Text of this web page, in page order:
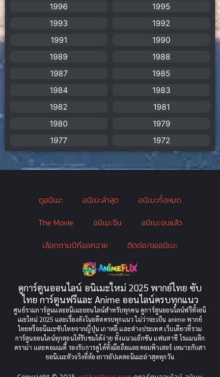
Blood
boys love
Censored (เซ็นเซอร์) (19)
CG Animation (2)
Childhood(1)
Comedy (ตลก)(349)
Comedy ตลก(85)
Comic Book การ์ตูน(1)
Coming of Age(2)
1996
1995
1993
1992
1991
1990
1989
1988
1987
1985
1984
1983
1982
1981
1980
1979
1977
1972
ดูอนิเมะ อนิเมะล่าสุด
อนิเมะทั้งหมด
The Movie
อนิเมะจีน
อนิเมะจบแล้ว
เลือกตามปีที่ออกฉาย
ติดต่อ/ขออนิเมะ
ดูการ์ตูนออนไลน์ อนิเมะใหม่ 2025 พากย์ไทย ซับ
ไทย การ์ตูนฟรีและ Anime ออนไลน์ครบทุกแนว
ศูนย์รวมการ์ตูนและอนิเมะออนไลน์สำหรับทุกคน ดูการ์ตูนออนไลน์ฟรีทั้งอนิ
เมะใหม่ 2025 และเรื่องดังในอดีตครบทุกแนว ไม่ว่าจะเป็น anime พากย์
ไทยหรืออนิเมะซับไทยจากญี่ปุ่น เกาหลี และต่างประเทศ เว็บเดียวที่รวม
การ์ตูนออนไลน์ทุกตอนให้รับชมได้ง่าย ทั้งแนวแอ็กชัน แฟนตาซี โรแมนติก
ดราม่า และคอมเมดี้ รองรับการดูได้ทั้งมือถือและคอมพิวเตอร์ เหมาะกับสา
ยอนิเมะตัวจริงที่ต้องการอัปเดตอนิเมะล่าสุดทุกวัน